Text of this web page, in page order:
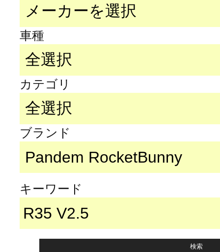
車種
カテゴリ
ブランド
キーワード